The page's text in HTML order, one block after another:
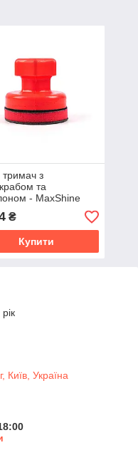
тримач з
та
- MaxShine
мм. (2042075S)
₴
Купити
Київ, Україна